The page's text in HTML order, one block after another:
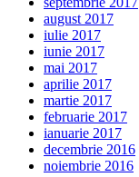
august 2017
iulie 2017
iunie 2017
mai 2017
aprilie 2017
martie 2017
februarie 2017
ianuarie 2017
decembrie 2016
noiembrie 2016